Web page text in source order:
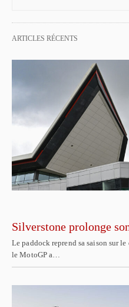
ARTICLES RÉCENTS
Silverstone prolonge
Le paddock reprend sa saison sur
le MotoGP a…